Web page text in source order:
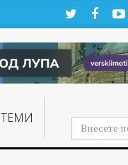
TwitterFacebook
ТЕМИ